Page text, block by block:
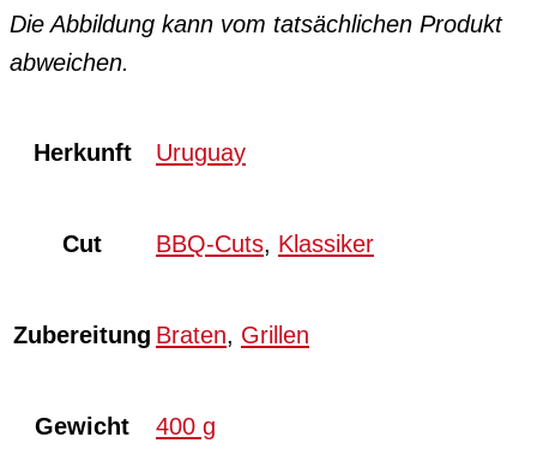
Die Abbildung kann vom tatsächlichen Produkt
abweichen.
Herkunft Uruguay
Cut BBQ-Cuts, Klassiker
Zubereitung Braten, Grillen
Gewicht 400 g